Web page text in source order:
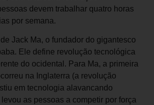
devem trabalhar quatro horas
por semana.
Jack Ma, o fundador do gigantesco
Ele define revolução tecnológica
do ocidental. Para Ma, a primeira
na Inglaterra (a revolução
em tecnologia alavancando
as pessoas a competir por força